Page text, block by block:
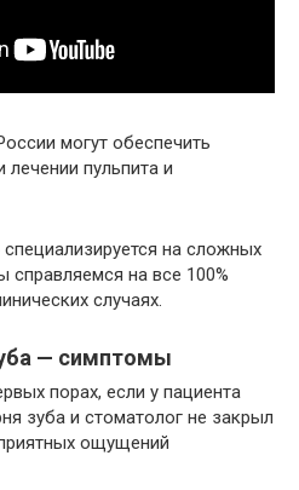
могут обеспечить
пульпита и
на сложных
справляемся на все 100%
случаях.
— симптомы
порах, если у пациента
зуба и стоматолог не закрыл
ощущений